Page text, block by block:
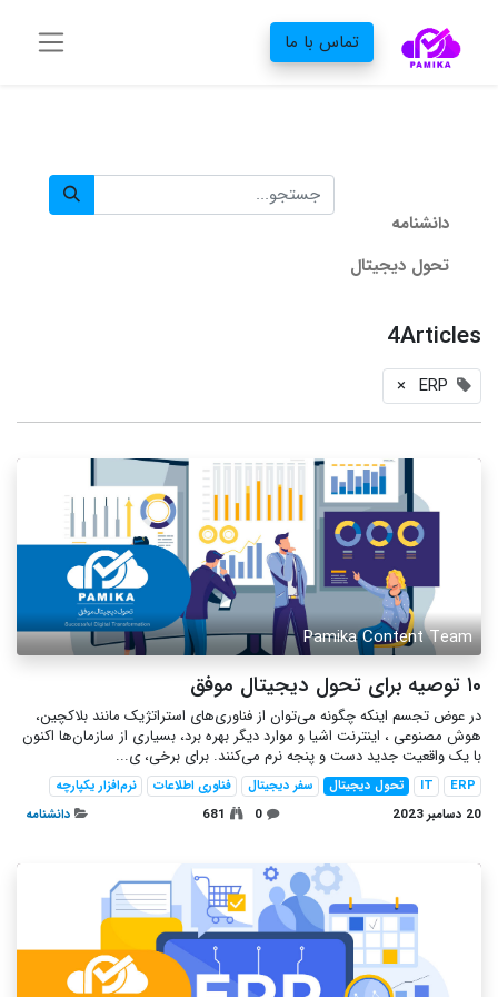
تماس با ما
دانشنامه‌
تحول دیجیتال
4Articles
ERP
×
Pamika Content Team
۱۰ توصیه برای تحول دیجیتال موفق
در عوض تجسم اینکه چگونه می‌توان از فناوری‌های استراتژیک مانند بلاکچین،
هوش مصنوعی ، اینترنت اشیا و موارد دیگر بهره برد، بسیاری از سازمان‌ها اکنون
با یک واقعیت جدید دست و پنجه نرم می‌کنند. برای برخی، ی...
ERP
IT تحول دیجیتال سفر دیجیتال فناوری اطلاعات
نرم‌افزار یکپارچه
20 دسامبر 2023
0
681 دانشنامه‌